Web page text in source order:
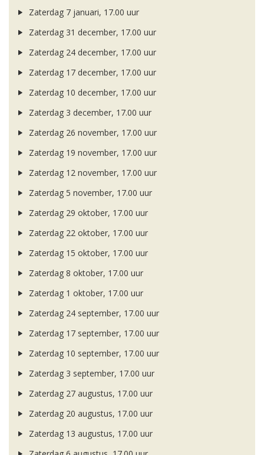
Zaterdag 7 januari, 17.00 uur
Zaterdag 31 december, 17.00 uur
Zaterdag 24 december, 17.00 uur
Zaterdag 17 december, 17.00 uur
Zaterdag 10 december, 17.00 uur
Zaterdag 3 december, 17.00 uur
Zaterdag 26 november, 17.00 uur
Zaterdag 19 november, 17.00 uur
Zaterdag 12 november, 17.00 uur
Zaterdag 5 november, 17.00 uur
Zaterdag 29 oktober, 17.00 uur
Zaterdag 22 oktober, 17.00 uur
Zaterdag 15 oktober, 17.00 uur
Zaterdag 8 oktober, 17.00 uur
Zaterdag 1 oktober, 17.00 uur
Zaterdag 24 september, 17.00 uur
Zaterdag 17 september, 17.00 uur
Zaterdag 10 september, 17.00 uur
Zaterdag 3 september, 17.00 uur
Zaterdag 27 augustus, 17.00 uur
Zaterdag 20 augustus, 17.00 uur
Zaterdag 13 augustus, 17.00 uur